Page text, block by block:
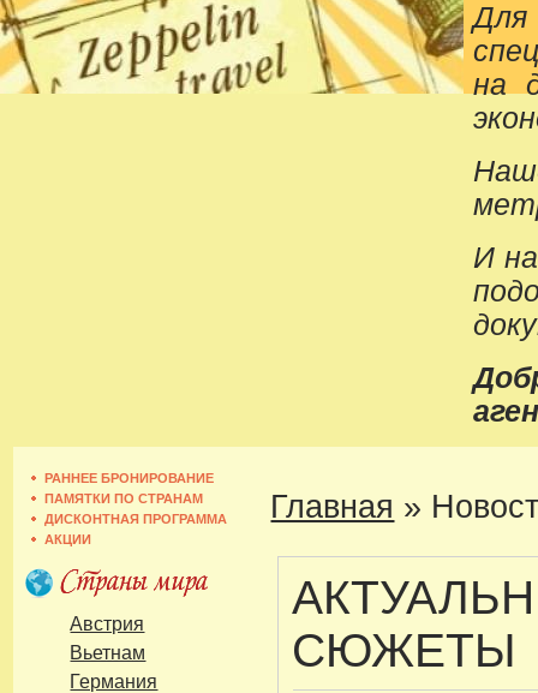
на
И
РАННЕЕ БРОНИРОВАНИЕ
ПАМЯТКИ ПО СТРАНАМ
ДИСКОНТНАЯ ПРОГРАММА
АКЦИИ
Австрия
Вьетнам
Германия
Главная »
СЮЖЕТЫ